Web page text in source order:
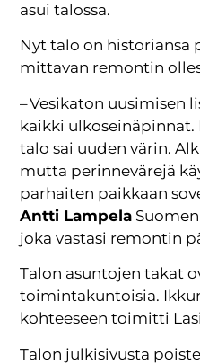
asui talossa.
Nyt talo on historiansa
mittavan remontin
– Vesikaton uusimisen
kaikki ulkoseinäpinnat.
talo sai uuden värin.
mutta perinnevärejä
parhaiten paikkaan
Antti Lampela
joka vastasi remontin
Talon asuntojen takat
toimintakuntoisia.
kohteeseen toimitti
Talon julkisivusta